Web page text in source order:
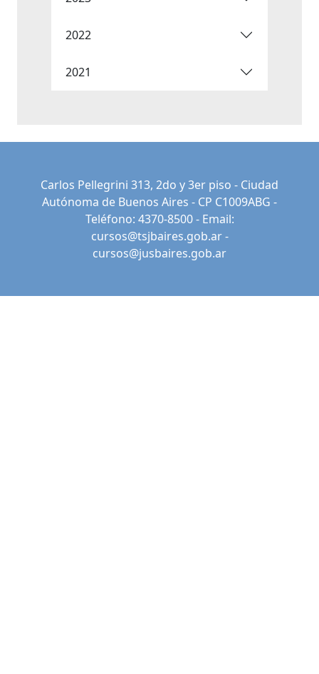
2022
2021
Carlos Pellegrini 313, 2do y 3er piso - Ciudad
Autónoma de Buenos Aires - CP C1009ABG -
Teléfono: 4370-8500 - Email:
cursos@tsjbaires.gob.ar-
cursos@jusbaires.gob.ar